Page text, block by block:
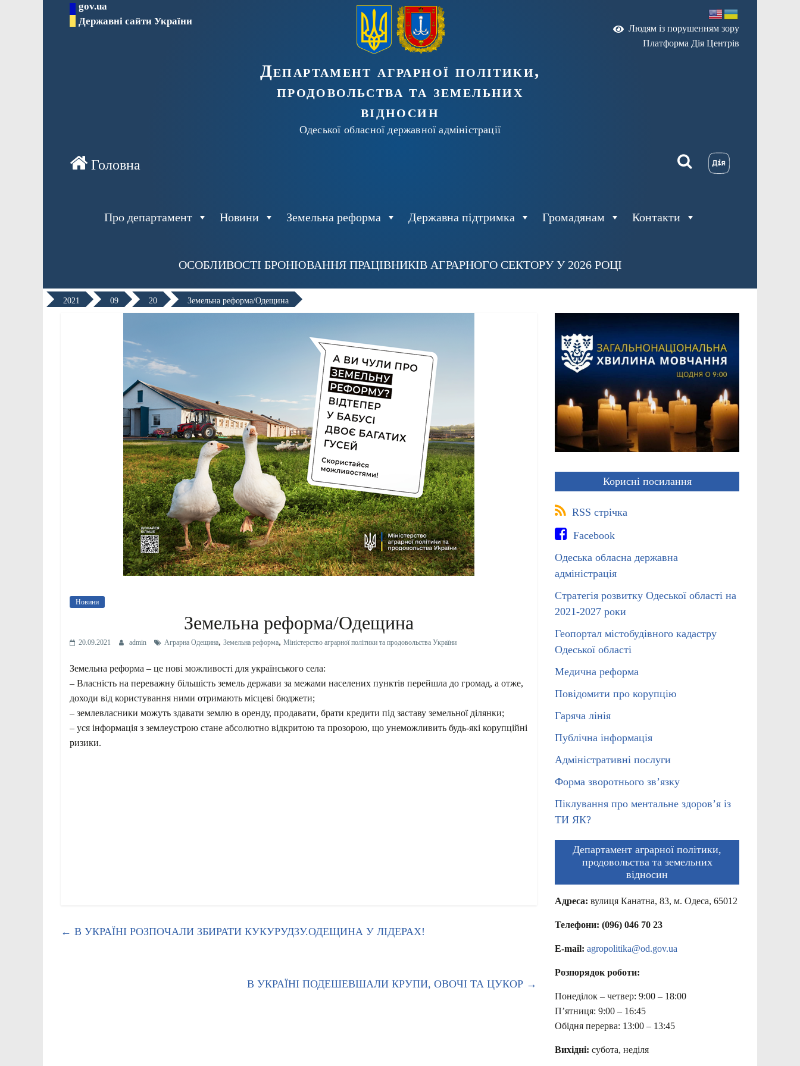
gov.ua
Державні сайти України
Департамент аграрної політики,
продовольства та земельних
відносин
Одеської обласної державної адміністрації
Людям із порушенням зору
Платформа Дія Центрів
Про департамент Новини Земельна реформа Державна підтримка Громадянам Контакти
ОСОБЛИВОСТІ БРОНЮВАННЯ ПРАЦІВНИКІВ АГРАРНОГО СЕКТОРУ У 2026 РОЦІ
2021 09 20 Земельна реформа/Одещина
Новини
Земельна реформа/Одещина
20.09.2021 admin Аграрна Одещина, Земельна реформа, Міністерство аграрної політики та продовольства України
Земельна реформа – це нові можливості для українського села:
– Власність на переважну більшість земель держави за межами населених пунктів перейшла до громад, а отже,
доходи від користування ними отримають місцеві бюджети;
– землевласники можуть здавати землю в оренду, продавати, брати кредити під заставу земельної ділянки;
– уся інформація з землеустрою стане абсолютно відкритою та прозорою, що унеможливить будь-які корупційні
ризики.
← В УКРАЇНІ РОЗПОЧАЛИ ЗБИРАТИ КУКУРУДЗУ.ОДЕЩИНА У ЛІДЕРАХ!
В УКРАЇНІ ПОДЕШЕВШАЛИ КРУПИ, ОВОЧІ ТА ЦУКОР →
Корисні посилання
RSS стрічка
Facebook
Одеська обласна державна
адміністрація
Стратегія розвитку Одеської області на
2021-2027 роки
Геопортал містобудівного кадастру
Одеської області
Медична реформа
Повідомити про корупцію
Гаряча лінія
Публічна інформація
Адміністративні послуги
Форма зворотнього зв’язку
Піклування про ментальне здоров’я із
ТИ ЯК?
Департамент аграрної політики,
продовольства та земельних
відносин
Адреса: вулиця Канатна, 83, м. Одеса, 65012
Телефони: (096) 046 70 23
E-mail: agropolitika@od.gov.ua
Розпорядок роботи:
Понеділок – четвер: 9:00 – 18:00
П’ятниця: 9:00 – 16:45
Обідня перерва: 13:00 – 13:45
Вихідні: субота, неділя